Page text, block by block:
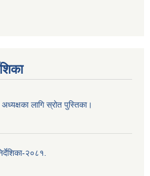
लागि स्रोत पुस्तिका।
२०८१.